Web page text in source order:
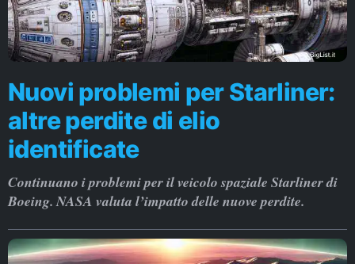
Nuovi problemi per Starliner:
altre perdite di elio
identificate
Continuano i problemi per il veicolo spaziale Starliner di
Boeing. NASA valuta l’impatto delle nuove perdite.